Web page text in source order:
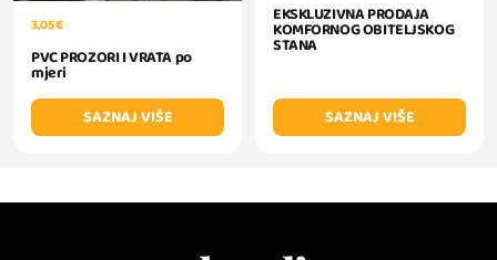
3,05 €
PVC PROZORI I VRATA po
mjeri
SAZNAJ VIŠE
EKSKLUZIVNA PRODAJA
KOMFORNOG OBITELJSKOG
STANA
SAZNAJ VIŠE